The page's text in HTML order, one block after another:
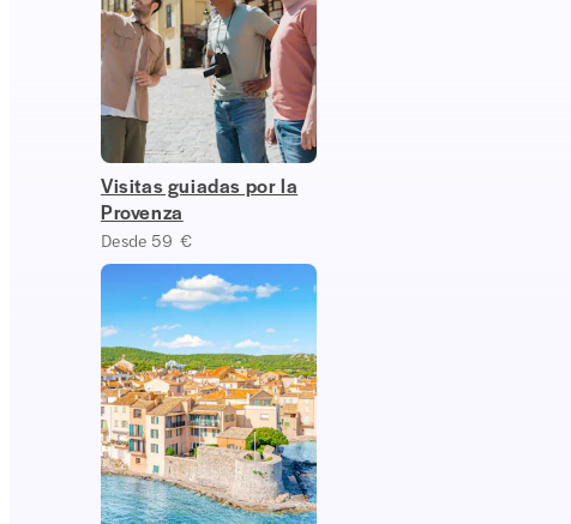
Visitas guiadas por la
Provenza
Desde 59 €